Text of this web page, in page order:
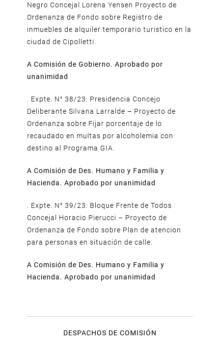
Negro Concejal Lorena Yensen Proyecto de
Ordenanza de Fondo sobre Registro de
inmuebles de alquiler temporario turistico en la
ciudad de Cipolletti.
A Comisión de Gobierno. Aprobado por
unanimidad
. Expte. N° 38/23: Presidencia Concejo
Deliberante Silvana Larralde – Proyecto de
Ordenanza sobre Fijar porcentaje de lo
recaudado en multas por alcoholemia con
destino al Programa GIA.
A Comisión de Des. Humano y Familia y
Hacienda. Aprobado por unanimidad
. Expte. N° 39/23: Bloque Frente de Todos
Concejal Horacio Pierucci – Proyecto de
Ordenanza de Fondo sobre Plan de atencion
para personas en situación de calle.
A Comisión de Des. Humano y Familia y
Hacienda. Aprobado por unanimidad
DESPACHOS DE COMISIÓN